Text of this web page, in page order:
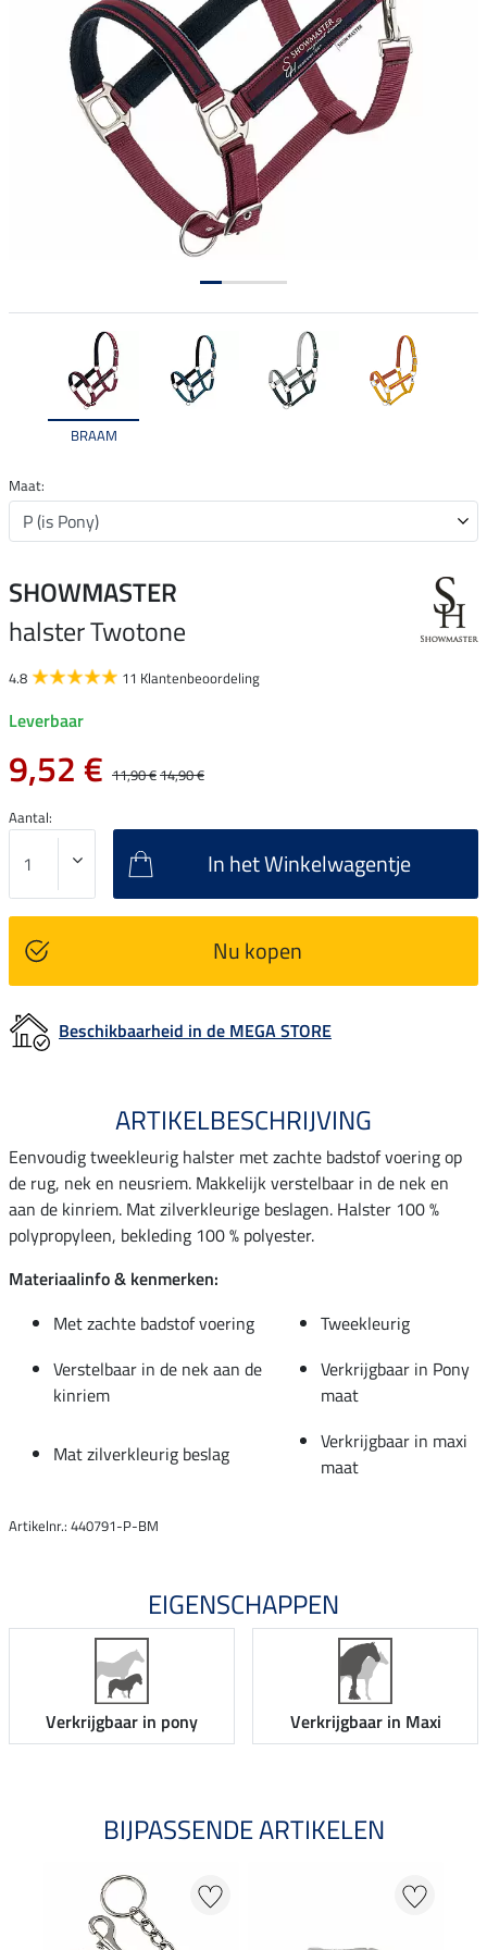
BRAAM
Maat:
SHOWMASTER
halster Twotone
4.8 11 Klantenbeoordeling
Leverbaar
9,52 € 11,90 €14,90 €
Aantal:
In het Winkelwagentje
Nu kopen
Beschikbaarheid in de MEGA STORE
ARTIKELBESCHRIJVING
Eenvoudig tweekleurig halster met zachte badstof voering op
de rug, nek en neusriem. Makkelijk verstelbaar in de nek en
aan de kinriem. Mat zilverkleurige beslagen. Halster 100 %
polypropyleen, bekleding 100 % polyester.
Materiaalinfo & kenmerken:
Met zachte badstof voering
Tweekleurig
Verstelbaar in de nek aan de
kinriem
Verkrijgbaar in Pony
maat
Mat zilverkleurig beslag
Verkrijgbaar in maxi
maat
Artikelnr.: 440791-P-BM
EIGENSCHAPPEN
Verkrijgbaar in pony Verkrijgbaar in Maxi
BIJPASSENDE ARTIKELEN